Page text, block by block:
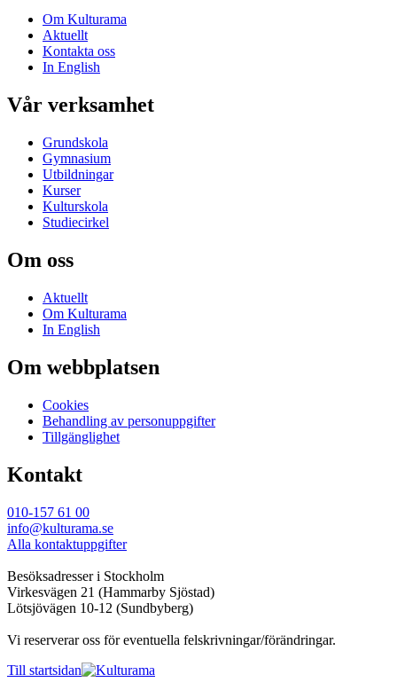
Om Kulturama
Aktuellt
Kontakta oss
In English
Vår verksamhet
Grundskola
Gymnasium
Utbildningar
Kurser
Kulturskola
Studiecirkel
Om oss
Aktuellt
Om Kulturama
In English
Om webbplatsen
Cookies
Behandling av personuppgifter
Tillgänglighet
Kontakt
010-157 61 00
info@kulturama.se
Alla kontaktuppgifter
Besöksadresser i Stockholm
Virkesvägen 21 (Hammarby Sjöstad)
Lötsjövägen 10-12 (Sundbyberg)
Vi reserverar oss för eventuella felskrivningar/förändringar.
Till startsidan